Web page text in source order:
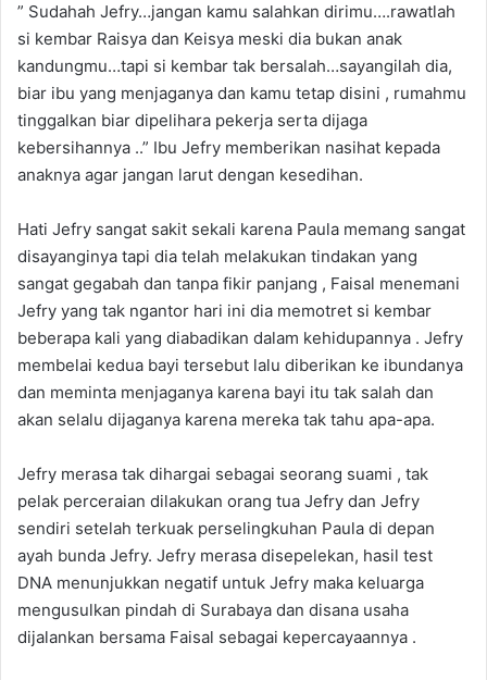
” Sudahah Jefry…jangan kamu salahkan dirimu….rawatlah
si kembar Raisya dan Keisya meski dia bukan anak
kandungmu…tapi si kembar tak bersalah…sayangilah dia,
biar ibu yang menjaganya dan kamu tetap disini , rumahmu
tinggalkan biar dipelihara pekerja serta dijaga
kebersihannya ..” Ibu Jefry memberikan nasihat kepada
anaknya agar jangan larut dengan kesedihan.
Hati Jefry sangat sakit sekali karena Paula memang sangat
disayanginya tapi dia telah melakukan tindakan yang
sangat gegabah dan tanpa fikir panjang , Faisal menemani
Jefry yang tak ngantor hari ini dia memotret si kembar
beberapa kali yang diabadikan dalam kehidupannya . Jefry
membelai kedua bayi tersebut lalu diberikan ke ibundanya
dan meminta menjaganya karena bayi itu tak salah dan
akan selalu dijaganya karena mereka tak tahu apa-apa.
Jefry merasa tak dihargai sebagai seorang suami , tak
pelak perceraian dilakukan orang tua Jefry dan Jefry
sendiri setelah terkuak perselingkuhan Paula di depan
ayah bunda Jefry. Jefry merasa disepelekan, hasil test
DNA menunjukkan negatif untuk Jefry maka keluarga
mengusulkan pindah di Surabaya dan disana usaha
dijalankan bersama Faisal sebagai kepercayaannya .